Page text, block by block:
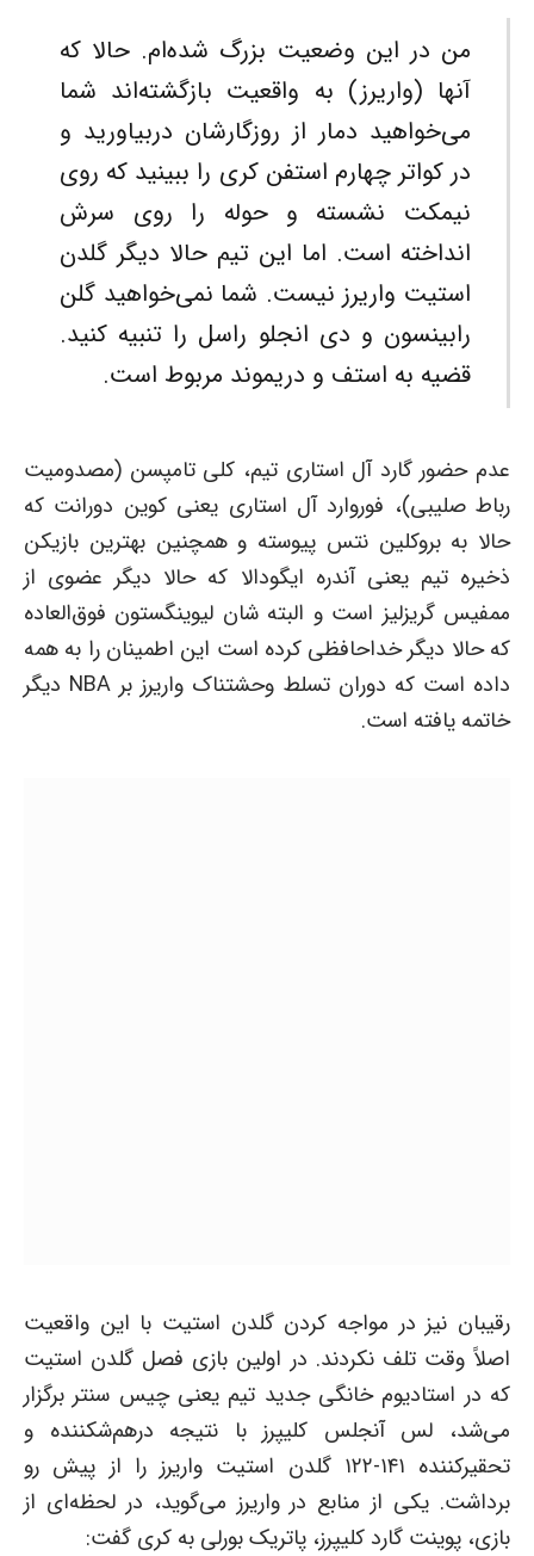
من در این وضعیت بزرگ شده‌ام. حالا که
آنها (واریرز) به واقعیت بازگشته‌اند شما
می‌خواهید دمار از روزگارشان دربیاورید و
در کواتر چهارم استفن کری را ببینید که روی
نیمکت نشسته و حوله را روی سرش
انداخته است. اما این تیم حالا دیگر گلدن
استیت واریرز نیست. شما نمی‌خواهید گلن
رابینسون و دی انجلو راسل را تنبیه کنید.
قضیه به استف و دریموند مربوط است.
عدم حضور گارد آل استاری تیم، کلی تامپسن (مصدومیت
رباط صلیبی)، فوروارد آل استاری یعنی کوین دورانت که
حالا به بروکلین نتس پیوسته و همچنین بهترین بازیکن
ذخیره تیم یعنی آندره ایگودالا که حالا دیگر عضوی از
ممفیس گریزلیز است و البته شان لیوینگستون فوق‌العاده
که حالا دیگر خداحافظی کرده است این اطمینان را به همه
داده است که دوران تسلط وحشتناک واریرز بر NBA دیگر
خاتمه یافته است.
رقیبان نیز در مواجه کردن گلدن استیت با این واقعیت
اصلاً وقت تلف نکردند. در اولین بازی فصل گلدن استیت
که در استادیوم خانگی جدید تیم یعنی چیس سنتر برگزار
می‌شد، لس آنجلس کلیپرز با نتیجه درهم‌شکننده و
تحقیرکننده ۱۴۱-۱۲۲ گلدن استیت واریرز را از پیش رو
برداشت. یکی از منابع در واریرز می‌گوید، در لحظه‌ای از
بازی، پوینت گارد کلیپرز، پاتریک بورلی به کری گفت: